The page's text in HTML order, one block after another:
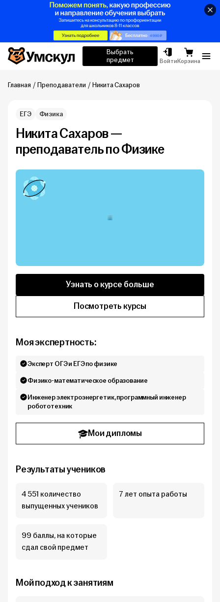
Умскул
Выбрать
предмет
ВойтиКорзина
Главная Преподаватели Никита Сахаров
ЕГЭ Физика
Никита Сахаров —
преподаватель по Физике
Узнать о курсе больше
Посмотреть курсы
Моя экспертность:
Эксперт ОГЭ и ЕГЭ по физике
Физико-математическое образование
Инженер электроэнергетик, программный инженер
робототехник
Мои дипломы
Результаты учеников
4 551 количество
выпущенных учеников
7 лет опыта работы
99 баллы, на которые
сдал свой предмет
Мой подход к занятиям